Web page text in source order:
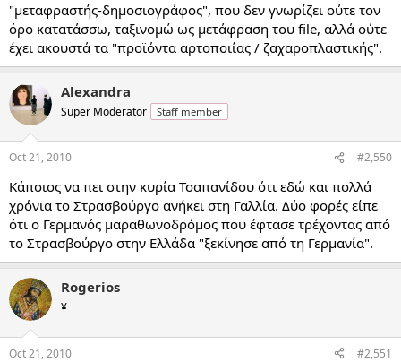
"μεταφραστής-δημοσιογράφος", που δεν γνωρίζει ούτε τον
όρο κατατάσσω, ταξινομώ ως μετάφραση του file, αλλά ούτε
έχει ακουστά τα "προϊόντα αρτοποιίας / ζαχαροπλαστικής".
Alexandra
Super Moderator Staff member
Oct 21, 2010 #2,550
Κάποιος να πει στην κυρία Τσαπανίδου ότι εδώ και πολλά
χρόνια το Στρασβούργο ανήκει στη Γαλλία. Δύο φορές είπε
ότι ο Γερμανός μαραθωνοδρόμος που έφτασε τρέχοντας από
το Στρασβούργο στην Ελλάδα "ξεκίνησε από τη Γερμανία".
Rogerios
¥
Oct 21, 2010 #2,551